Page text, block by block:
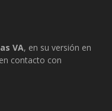
VA, en su versión en
contacto con